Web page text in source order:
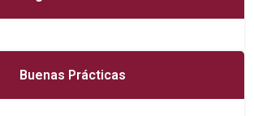
Buenas Prácticas